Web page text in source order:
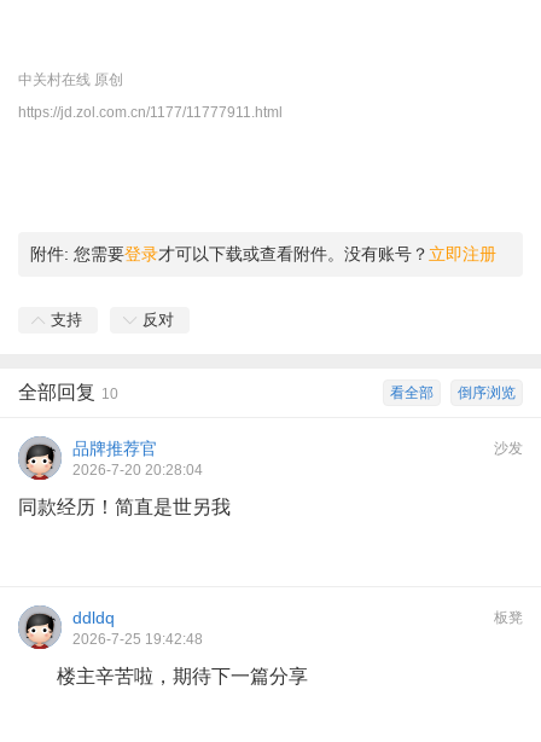
中关村在线 原创
https://jd.zol.com.cn/1177/11777911.html
附件: 您需要登录才可以下载或查看附件。没有账号？ 立即注册
支持 反对
倒序浏览
看全部
全部回复 10
沙发
品牌推荐官
2026-7-20 20:28:04
同款经历！简直是世另我
板凳
ddldq
2026-7-25 19:42:48
楼主辛苦啦，期待下一篇分享